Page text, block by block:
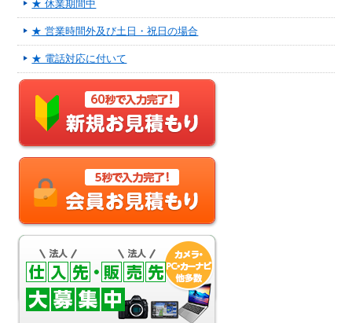
★ 休業期間中
★ 営業時間外及び土日・祝日の場合
★ 電話対応に付いて